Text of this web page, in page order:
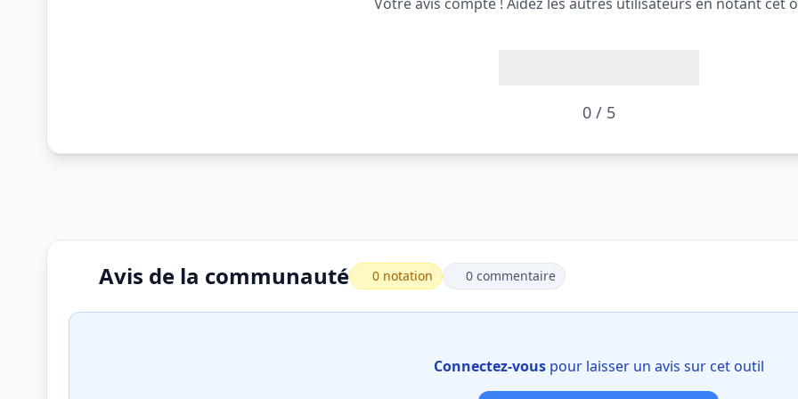
0 / 5
Avis de la communauté 0 notation 0 commentaire
Connectez-vouspour laisser un avis sur cet outil